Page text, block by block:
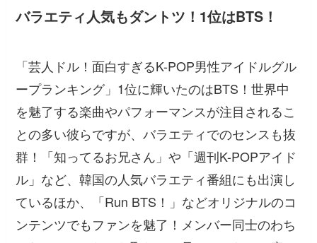
バラエティ人気もダントツ！1位はBTS！
「芸人ドル！面白すぎるK-POP男性アイドルグル
ープランキング」1位に輝いたのはBTS！世界中
を魅了する楽曲やパフォーマンスが注目されるこ
との多い彼らですが、バラエティでのセンスも抜
群！「知ってるお兄さん」や「週刊K-POPアイド
ル」など、韓国の人気バラエティ番組にも出演し
ているほか、「Run BTS！」などオリジナルのコ
ンテンツでもファンを魅了！メンバー同士のわち